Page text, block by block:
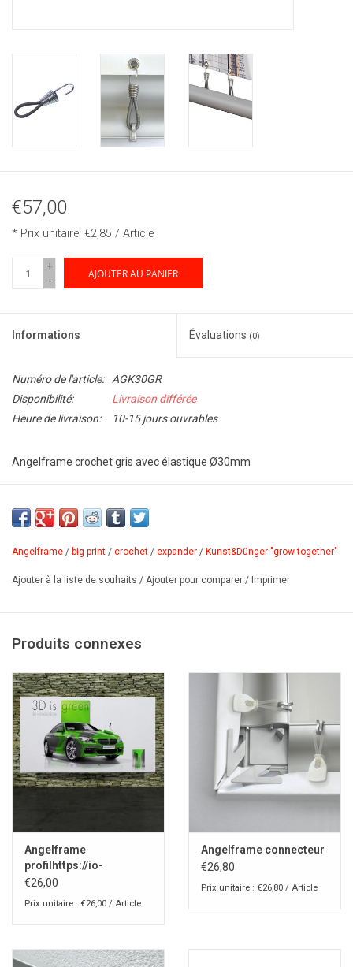
€57,00
* Prix unitaire: €2,85 / Article
+
-
AJOUTER AU PANIER
Informations Évaluations (0)
Numéro de l'article:
AGK30GR
Disponibilité:
Livraison différée
Heure de livraison:
10-15 jours ouvrables
Angelframe crochet gris avec élastique Ø30mm
Convient à Angelframe et Monsterframe.
Angelframe / big print / crochet / expander / Kunst&Dünger "grow together"
Ajouter à la liste de souhaits / Ajouter pour comparer / Imprimer
Produits connexes
Angelframe
profilhttps://io-
bvba.webshopapp.com/admin/products?
€26,00
Prix unitaire : €26,00 / Article
Angelframe connecteur
€26,80
Prix unitaire : €26,80 / Article